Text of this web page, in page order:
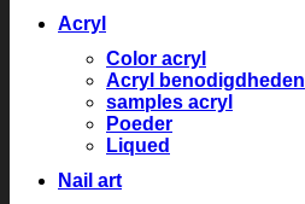
Acryl
Color acryl
Acryl benodigdheden
samples acryl
Poeder
Liqued
Nail art